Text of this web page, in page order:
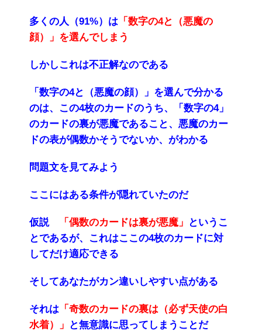
多くの人（91%）は 「数字の4と（悪魔の
顔）」を選んでしまう
しかしこれは不正解なのである
「数字の4と（悪魔の顔）」を選んで分かる
のは、この4枚のカードのうち、「数字の4」
のカードの裏が悪魔であること、悪魔のカー
ドの表が偶数かそうでないか、がわかる
問題文を見てみよう
ここにはある条件が隠れていたのだ
仮説 「偶数のカードは裏が悪魔」
というこ
とであるが、これはここの4枚のカードに対
してだけ適応できる
そしてあなたがカン違いしやすい点がある
それは 「奇数のカードの裏は（必ず天使の白
水着）」
と無意識に思ってしまうことだ